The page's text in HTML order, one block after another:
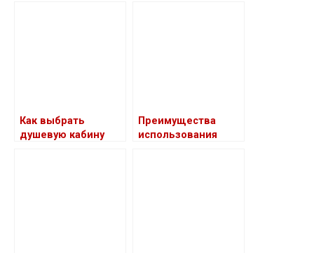
в мире мейкапа
Как выбрать
душевую кабину
Преимущества
использования